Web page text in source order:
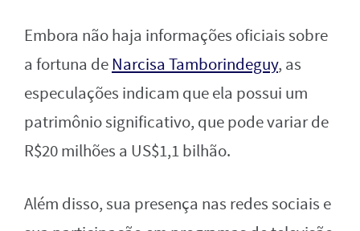
Embora não haja informações oficiais sobre
a fortuna deNarcisa Tamborindeguy, as
especulações indicam que ela possui um
patrimônio significativo, que pode variar de
R$20 milhões a US$1,1 bilhão.
Além disso, sua presença nas redes sociais e